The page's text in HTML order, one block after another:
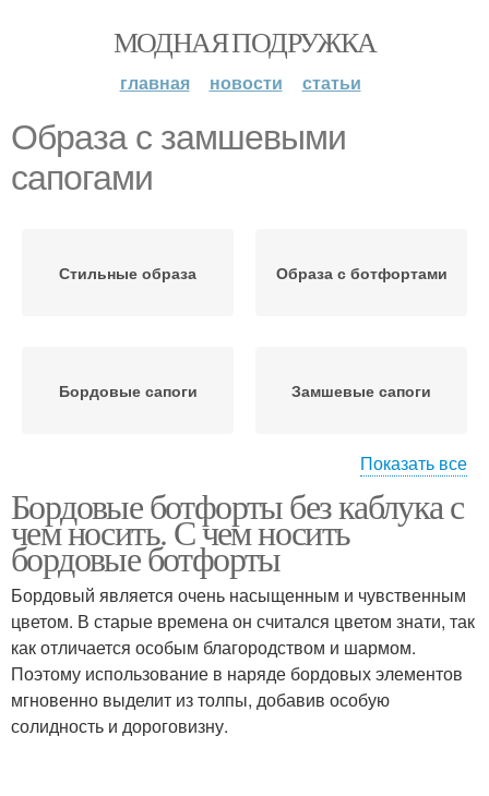
МОДНАЯ ПОДРУЖКА
главная новости статьи
Образа с замшевыми
сапогами
Стильные образа Образа с ботфортами
Бордовые сапоги Замшевые сапоги
Цвета в образе Удачные образа
Идеальный образ
Показать все
Бордовые ботфорты без каблука с
чем носить. С чем носить
бордовые ботфорты
Бордовый является очень насыщенным и чувственным
цветом. В старые времена он считался цветом знати, так
как отличается особым благородством и шармом.
Поэтому использование в наряде бордовых элементов
мгновенно выделит из толпы, добавив особую
солидность и дороговизну.